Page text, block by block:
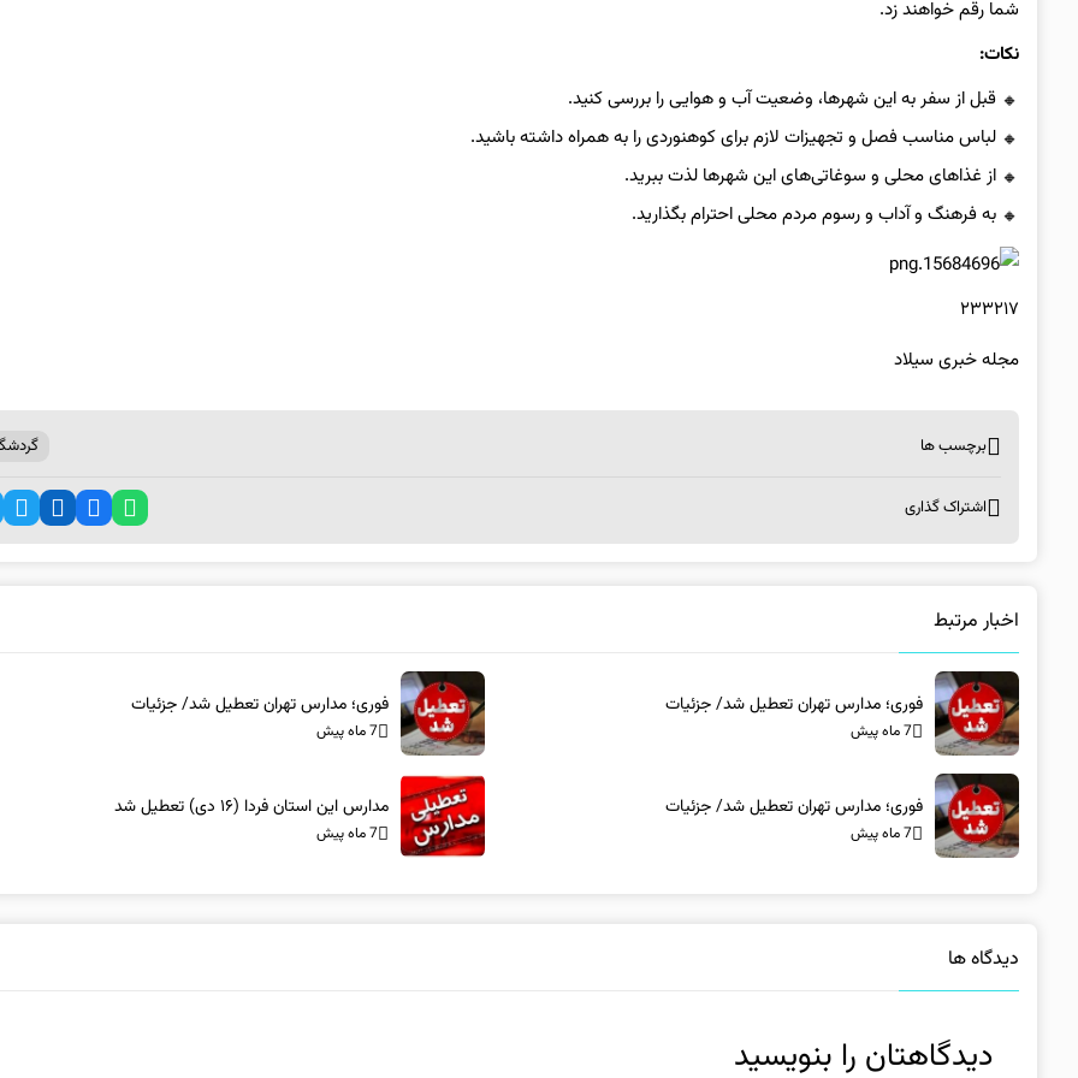
شما رقم خواهند زد.
نکات:
قبل از سفر به این شهرها، وضعیت آب و هوایی را بررسی کنید.
لباس مناسب فصل و تجهیزات لازم برای کوهنوردی را به همراه داشته باشید.
از غذاهای محلی و سوغاتی‌های این شهرها لذت ببرید.
به فرهنگ و آداب و رسوم مردم محلی احترام بگذارید.
۲۳۳۲۱۷
مجله خبری سیلاد
برچسب ها
اشتراک گذاری
اخبار مرتبط
فوری؛ مدارس تهران تعطیل شد/ جزئیات
7 ماه پیش
فوری؛ مدارس تهران تعطیل شد/ جزئیات
7 ماه پیش
فوری؛ مدارس تهران تعطیل شد/ جزئیات
7 ماه پیش
مدارس این استان فردا (۱۶ دی) تعطیل شد
7 ماه پیش
دیدگاه ها
دیدگاهتان را بنویسید